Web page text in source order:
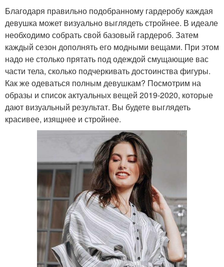
Благодаря правильно подобранному гардеробу каждая
девушка может визуально выглядеть стройнее. В идеале
необходимо собрать свой базовый гардероб. Затем
каждый сезон дополнять его модными вещами. При этом
надо не столько прятать под одеждой смущающие вас
части тела, сколько подчеркивать достоинства фигуры.
Как же одеваться полным девушкам? Посмотрим на
образы и список актуальных вещей 2019-2020, которые
дают визуальный результат. Вы будете выглядеть
красивее, изящнее и стройнее.